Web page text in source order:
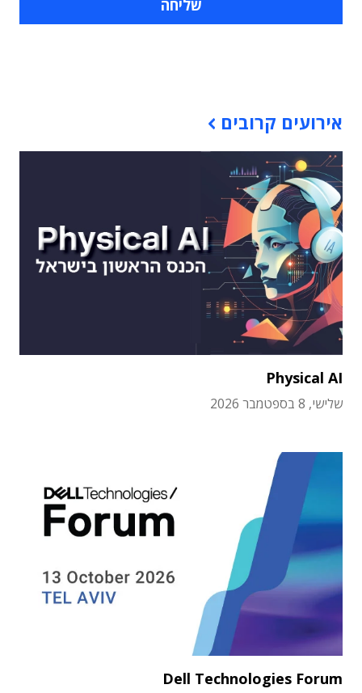
אירועים קרובים
Physical AI
שלישי, 8 בספטמבר 2026
Dell Technologies Forum